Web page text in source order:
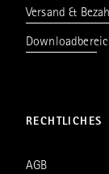
Versand &
RECHTLICHES
AGB